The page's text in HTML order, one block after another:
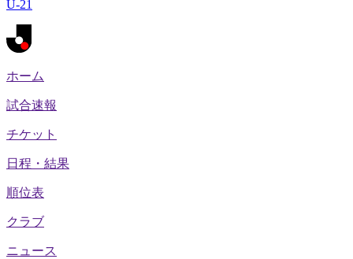
U-21
ホーム
試合速報
チケット
日程・結果
順位表
クラブ
ニュース